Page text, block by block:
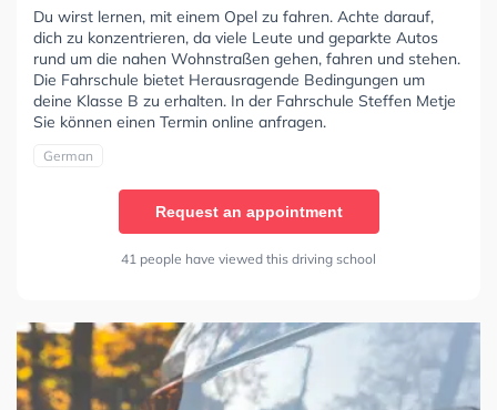
Du wirst lernen, mit einem Opel zu fahren. Achte darauf,
dich zu konzentrieren, da viele Leute und geparkte Autos
rund um die nahen Wohnstraßen gehen, fahren und stehen.
Die Fahrschule bietet Herausragende Bedingungen um
deine Klasse B zu erhalten. In der Fahrschule Steffen Metje
Sie können einen Termin online anfragen.
German
Request an appointment
41 people have viewed this driving school